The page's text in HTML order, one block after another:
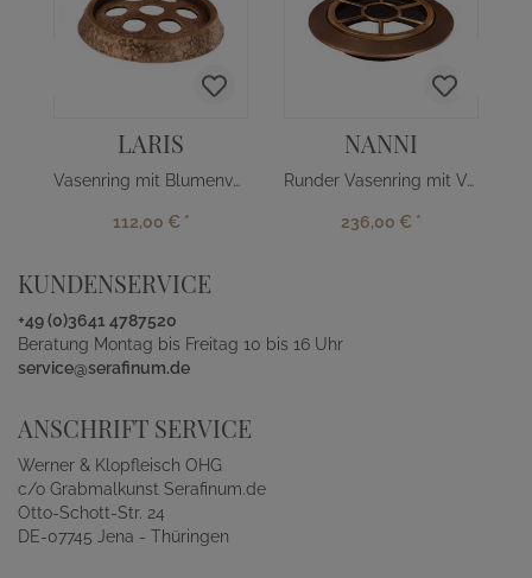
LARIS
Vasenring mit Blumenverteiler
112,00 € *
NANNI
Runder Vasenring mit Verteiler
236,00 € *
KUNDENSERVICE
+49 (0)3641 4787520
Beratung Montag bis Freitag 10 bis 16 Uhr
service@serafinum.de
ANSCHRIFT SERVICE
Werner & Klopfleisch OHG
c/o Grabmalkunst Serafinum.de
Otto-Schott-Str. 24
DE-07745 Jena - Thüringen